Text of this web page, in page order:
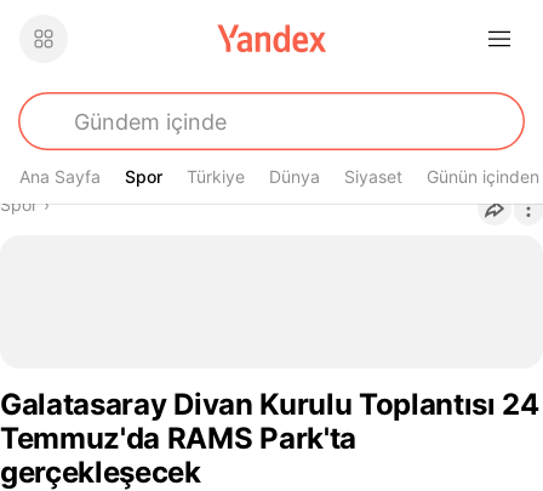
Ana Sayfa Spor
Spor Türkiye Dünya Siyaset Günün içinden
Buradasın
Spor›
Galatasaray Divan Kurulu Toplantısı 24
Temmuz'da RAMS Park'ta
gerçekleşecek